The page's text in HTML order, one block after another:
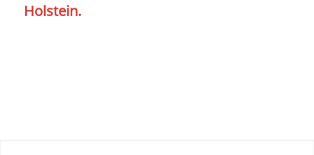
Holstein.